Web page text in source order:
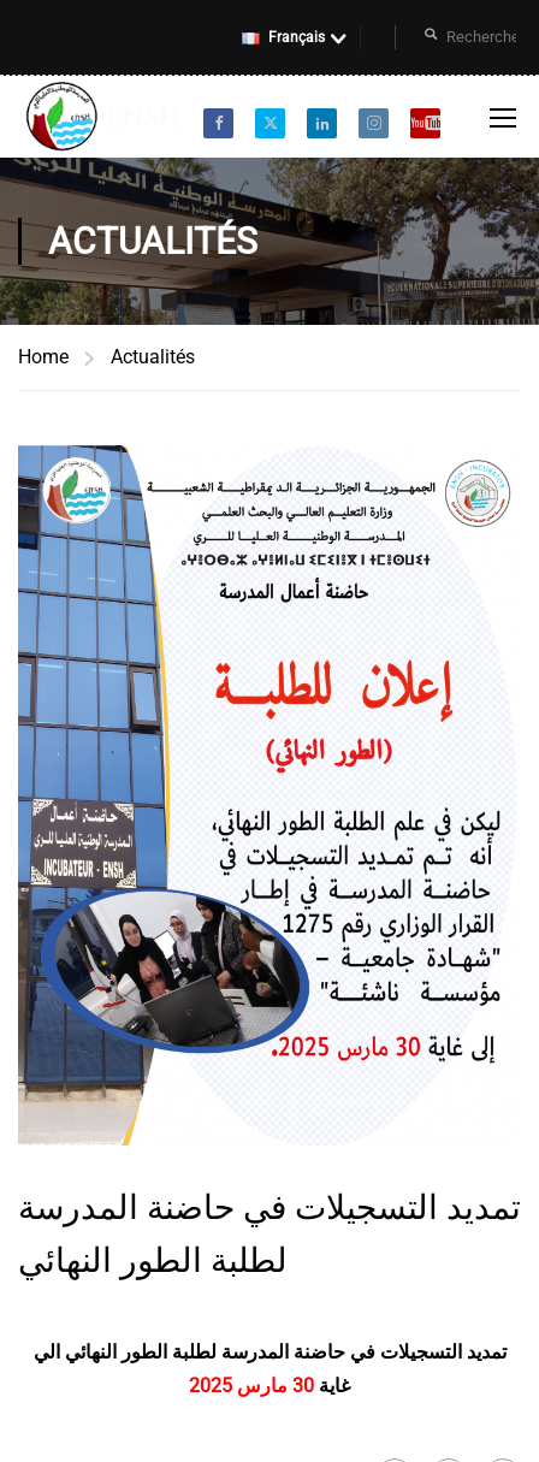
Français
ACTUALITÉS
Home Actualités
تمديد التسجيلات في حاضنة المدرسة
لطلبة الطور النهائي
تمديد التسجيلات في حاضنة المدرسة لطلبة الطور النهائي الي
غاية 30 مارس 2025